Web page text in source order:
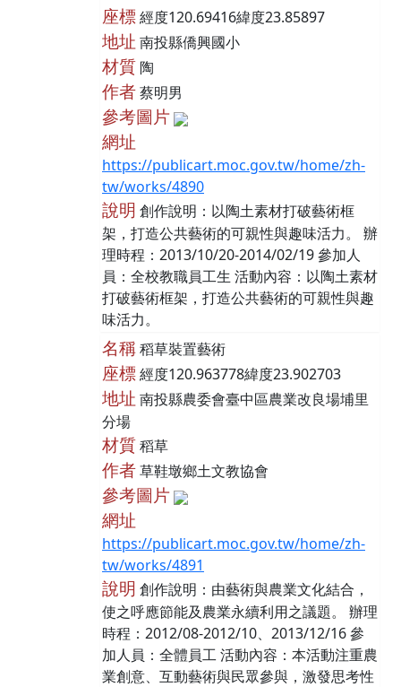
座標經度120.69416緯度23.85897
地址 南投縣僑興國小
材質 陶
作者蔡明男
參考圖片
網址
https://publicart.moc.gov.tw/home/zh-
tw/works/4890
說明 創作說明：以陶土素材打破藝術框
架，打造公共藝術的可親性與趣味活力。 辦
理時程：2013/10/20-2014/02/19 參加人
員：全校教職員工生 活動內容：以陶土素材
打破藝術框架，打造公共藝術的可親性與趣
味活力。
名稱稻草裝置藝術
座標經度120.963778緯度23.902703
地址 南投縣農委會臺中區農業改良場埔里
分場
材質稻草
作者草鞋墩鄉土文教協會
參考圖片
網址
https://publicart.moc.gov.tw/home/zh-
tw/works/4891
說明 創作說明：由藝術與農業文化結合，
使之呼應節能及農業永續利用之議題。 辦理
時程：2012/08-2012/10、2013/12/16 參
加人員：全體員工 活動內容：本活動注重農
業創意、互動藝術與民眾參與，激發思考性